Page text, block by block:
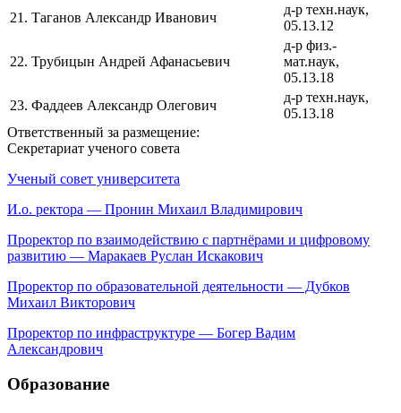
21. Таганов Александр Иванович
д-р техн.наук,
05.13.12
22. Трубицын Андрей Афанасьевич
д-р физ.-
мат.наук,
05.13.18
23. Фаддеев Александр Олегович
д-р техн.наук,
05.13.18
Ответственный за размещение:
Секретариат ученого совета
Ученый совет университета
И.о. ректора — Пронин Михаил Владимирович
Проректор по взаимодействию с партнёрами и цифровому
развитию — Маракаев Руслан Искакович
Проректор по образовательной деятельности — Дубков
Михаил Викторович
Проректор по инфраструктуре — Богер Вадим
Александрович
Образование